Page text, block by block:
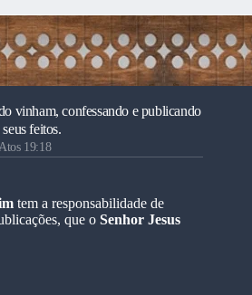
vinham, confessando e publicando
seus feitos.
Atos 19:18
tem a responsabilidade de
que o Senhor Jesus